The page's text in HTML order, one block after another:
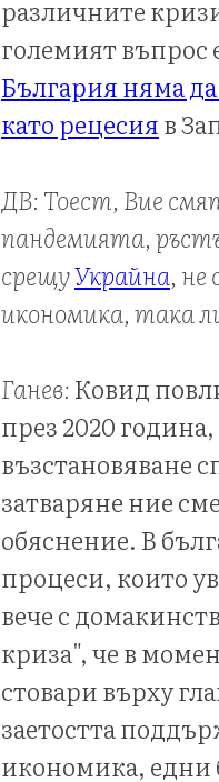
различните
големият въпрос
България няма
като рецесияв
ДВ: Тоест, Вие
пандемията,
срещуУкрайна, не
икономика, така
Ганев:Ковид
през 2020
възстановяване
затваряне ние
обяснение. В
процеси, които
вече с
криза", че в
стовари върху
заетостта
икономика, едни